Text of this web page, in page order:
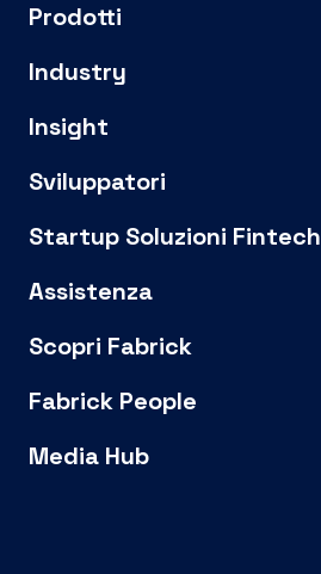
Prodotti
Industry
Insight
Sviluppatori
Startup Soluzioni Fintech
Assistenza
Scopri Fabrick
Fabrick People
Media Hub